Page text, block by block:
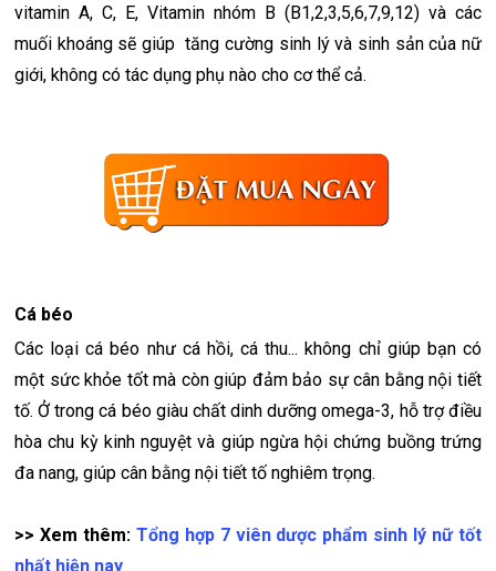
vitamin A, C, E, Vitamin nhóm B (B1,2,3,5,6,7,9,12) và các
muối khoáng sẽ giúp tăng cường sinh lý và sinh sản của nữ
giới, không có tác dụng phụ nào cho cơ thể cả.
Cá béo
Các loại cá béo như cá hồi, cá thu... không chỉ giúp bạn có
một sức khỏe tốt mà còn giúp đảm bảo sự cân bằng nội tiết
tố. Ở trong cá béo giàu chất dinh dưỡng omega-3, hỗ trợ điều
hòa chu kỳ kinh nguyệt và giúp ngừa hội chứng buồng trứng
đa nang, giúp cân bằng nội tiết tố nghiêm trọng.
>> Xem thêm: Tổng hợp 7 viên dược phẩm sinh lý nữ tốt
nhất hiện nay